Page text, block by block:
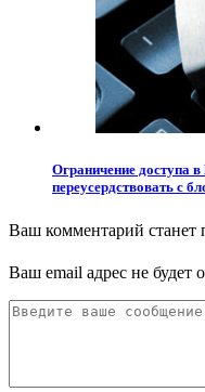
Ограничение доступа
переусердствовать с
Ваш комментарий станет
Ваш email адрес не будет